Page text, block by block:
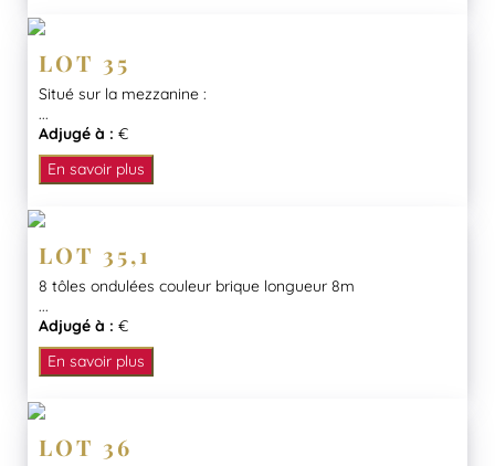
LOT 35
Situé sur la mezzanine :
...
Adjugé à : €
En savoir plus
LOT 35,1
8 tôles ondulées couleur brique longueur 8m
...
Adjugé à : €
En savoir plus
LOT 36